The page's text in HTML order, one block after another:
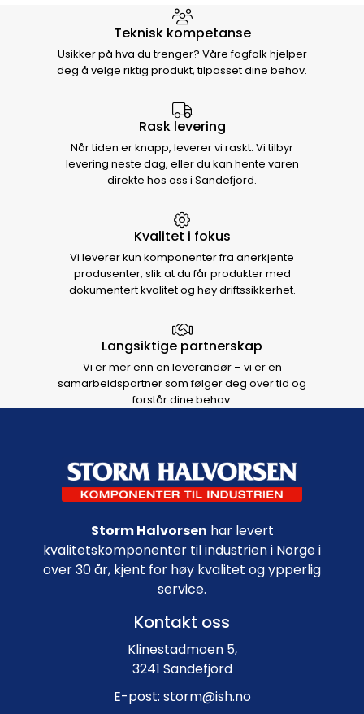
Hvorfor velge Storm Halvorsen
Teknisk kompetanse
Usikker på hva du trenger? Våre fagfolk hjelper
deg å velge riktig produkt, tilpasset dine behov.
Rask levering
Når tiden er knapp, leverer vi raskt. Vi tilbyr
levering neste dag, eller du kan hente varen
direkte hos oss i Sandefjord.
Kvalitet i fokus
Vi leverer kun komponenter fra anerkjente
produsenter, slik at du får produkter med
dokumentert kvalitet og høy driftssikkerhet.
Langsiktige partnerskap
Vi er mer enn en leverandør – vi er en
samarbeidspartner som følger deg over tid og
forstår dine behov.
Footer navigation
Storm Halvorsen har levert
kvalitetskomponenter til industrien i Norge i
over 30 år, kjent for høy kvalitet og ypperlig
service.
Kontakt oss
Klinestadmoen 5,
3241 Sandefjord
E-post: storm@ish.no